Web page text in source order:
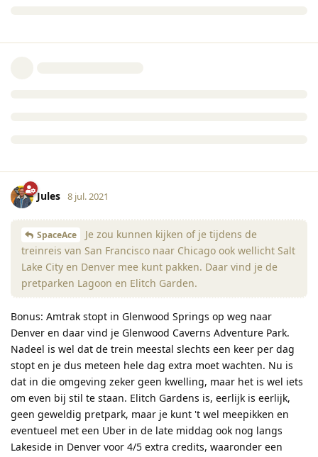
Jules 8 jul. 2021
SpaceAce
Je zou kunnen kijken of je tijdens de
treinreis van San Francisco naar Chicago ook wellicht Salt
Lake City en Denver mee kunt pakken. Daar vind je de
pretparken Lagoon en Elitch Garden.
Bonus: Amtrak stopt in Glenwood Springs op weg naar
Denver en daar vind je Glenwood Caverns Adventure Park.
Nadeel is wel dat de trein meestal slechts een keer per dag
stopt en je dus meteen hele dag extra moet wachten. Nu is
dat in die omgeving zeker geen kwelling, maar het is wel iets
om even bij stil te staan. Elitch Gardens is, eerlijk is eerlijk,
geen geweldig pretpark, maar je kunt 't wel meepikken en
eventueel met een Uber in de late middag ook nog langs
Lakeside in Denver voor 4/5 extra credits, waaronder een